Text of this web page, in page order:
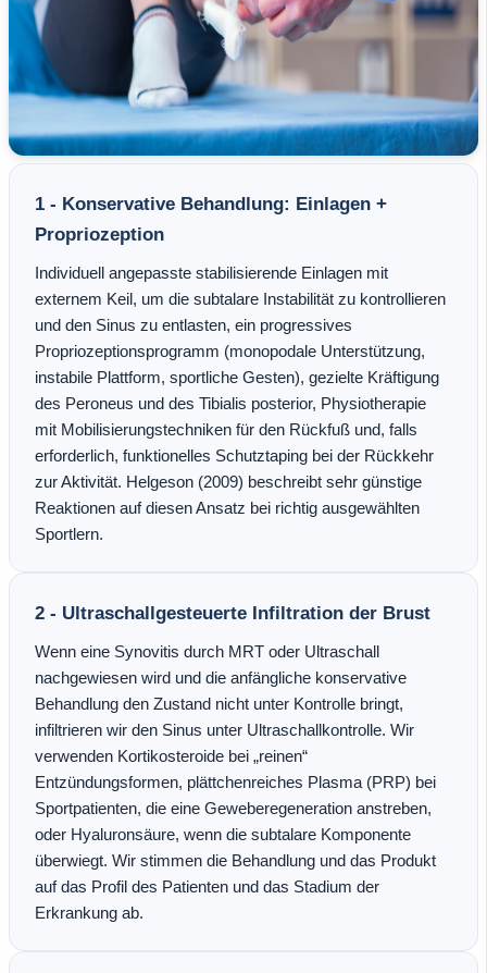
1 - Konservative Behandlung: Einlagen +
Propriozeption
Individuell angepasste stabilisierende Einlagen mit
externem Keil, um die subtalare Instabilität zu kontrollieren
und den Sinus zu entlasten, ein progressives
Propriozeptionsprogramm (monopodale Unterstützung,
instabile Plattform, sportliche Gesten), gezielte Kräftigung
des Peroneus und des Tibialis posterior, Physiotherapie
mit Mobilisierungstechniken für den Rückfuß und, falls
erforderlich, funktionelles Schutztaping bei der Rückkehr
zur Aktivität. Helgeson (2009) beschreibt sehr günstige
Reaktionen auf diesen Ansatz bei richtig ausgewählten
Sportlern.
2 - Ultraschallgesteuerte Infiltration der Brust
Wenn eine Synovitis durch MRT oder Ultraschall
nachgewiesen wird und die anfängliche konservative
Behandlung den Zustand nicht unter Kontrolle bringt,
infiltrieren wir den Sinus unter Ultraschallkontrolle. Wir
verwenden Kortikosteroide bei „reinen“
Entzündungsformen, plättchenreiches Plasma (PRP) bei
Sportpatienten, die eine Geweberegeneration anstreben,
oder Hyaluronsäure, wenn die subtalare Komponente
überwiegt. Wir stimmen die Behandlung und das Produkt
auf das Profil des Patienten und das Stadium der
Erkrankung ab.